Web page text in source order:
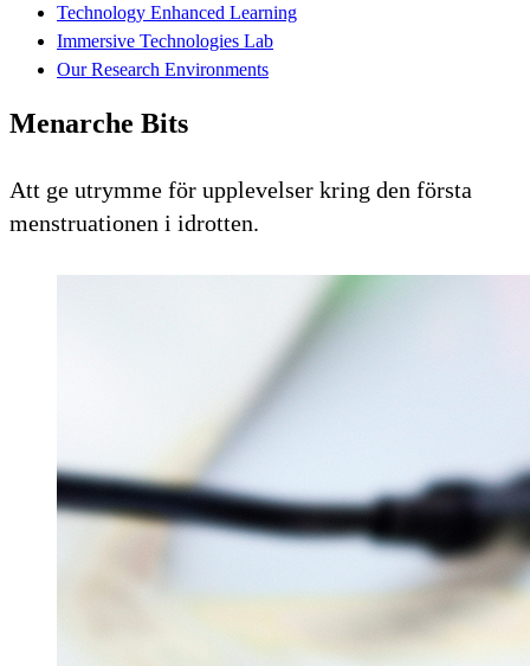
Technology Enhanced Learning
Immersive Technologies Lab
Our Research Environments
Menarche Bits
Att ge utrymme för upplevelser kring den första
menstruationen i idrotten.